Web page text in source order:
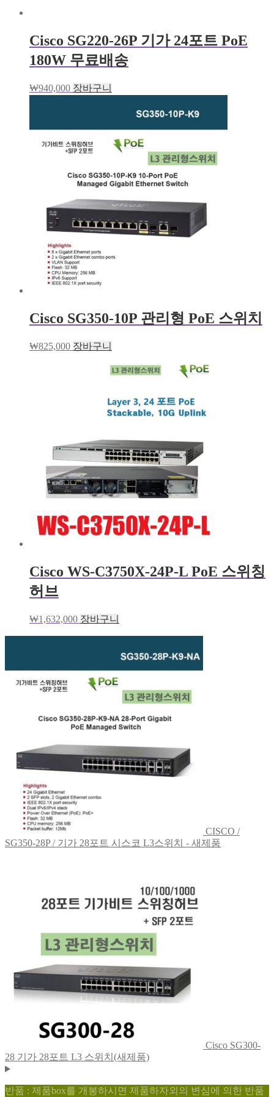
Cisco SG220-26P 기가 24포트 PoE
180W 무료배송
₩940,000 장바구니
Cisco SG350-10P 관리형 PoE 스위치
₩825,000 장바구니
Cisco WS-C3750X-24P-L PoE 스위칭
허브
₩1,632,000 장바구니
CISCO /
SG350-28P / 기가 28포트 시스코 L3스위치 - 새제품
Cisco SG300-
28 기가 28포트 L3 스위치(새제품)
반품 : 제품box를 개봉하시면 제품하자외의 변심에 의한 반품